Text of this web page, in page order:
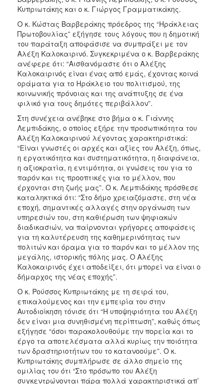
Κυπριωτάκης και ο κ. Γιώργος Γραμματικάκης.
Ο κ. Κώστας Βαρβεράκης πρόεδρος της “Ηράκλειας
Πρωτοβουλίας” εξήγησε τους λόγους που η δημοτική
του παράταξη αποφάσισε να συμπράξει με τον
Αλέξη Καλοκαιρινό. Συγκεκριμένα ο κ. Βαρβεράκης
ανέφερε ότι: “Αισθανόμαστε ότι ο Αλέξης
Καλοκαιρινός είναι ένας από εμάς, έχοντας κοινά
οράματα για το Ηράκλειο του πολιτισμού, της
κοινωνικής πρόνοιας και της ανάπτυξης σε ένα
φιλικό για τους δημότες περιβάλλον”.
Στη συνέχεια ανέβηκε στο βήμα ο κ. Γιάννης
Λεμπιδάκης, ο οποίος εξήρε την προσωπικότητα του
Αλέξη Καλοκαιρινού λέγοντας χαρακτηριστικά:
“Είναι γνωστές οι αρχές και αξίες του Αλέξη, όπως,
η εργατικότητα και συστηματικότητα, η διαφάνεια,
η αξιοκρατία, η εντιμότητα, οι γνώσεις του για το
παρόν και τις προοπτικές για το μέλλον, που
έρχονται στη ζωής μας”. Ο κ. Λεμπιδάκης πρόσθεσε
καταληκτικά ότι: “Στο δήμο χρειαζόμαστε, στη νέα
εποχή, σημαντικές αλλαγές στην οργάνωση των
υπηρεσιών του, στη καθιέρωση των ψηφιακών
διαδικασιών, να παίρνονται γρήγορες αποφάσεις
για τη καλυτέρευση της καθημερινότητας των
πολιτών και όραμα για το παρόν και το μέλλον της
μεγάλης, ιστορικής πόλης μας. Ο Αλέξης
Καλοκαιρινός έχει αποδείξει, ότι μπορεί να είναι ο
δήμαρχος της νέας εποχής”.
Ο κ. Ρούσσος Κυπριωτάκης με τη σειρά του,
επικαλούμενος και την εμπειρία του στην
Αυτοδιοίκηση τόνισε ότι “Η υποψηφιότητα του Αλέξη
δεν είναι μια συνηθισμένη περίπτωση”, καθώς όπως
εξήγησε “όσοι παρακολουθούμε την πορεία και το
έργο τα αποτελέσματα αλλά κυρίως την ποιότητα
των δραστηριοτήτων του το κατανοούμε”. Ο κ.
Κυπριωτάκης συμπλήρωσε σε άλλο σημείο της
ομιλίας του ότι “Στο πρόσωπο του Αλέξη
συγκεντρώνονται πάρα πολλά χαρακτηριστικά απ’